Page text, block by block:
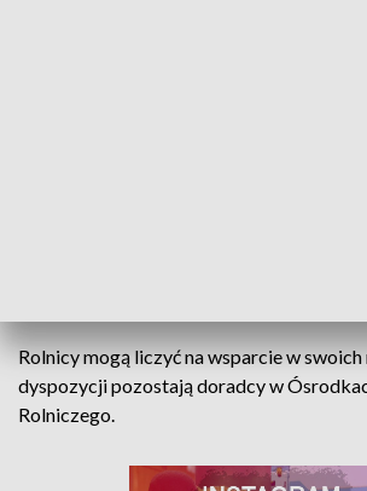
Rolnicy mogą liczyć na wsparcie w
dyspozycji pozostają doradcy w
Rolniczego.